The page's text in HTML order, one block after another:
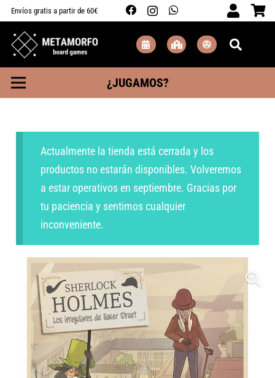
Envíos gratis a partir de 60€
¿JUGAMOS?
Actualmente la tienda está cerrada y los
productos no estarán disponibles. Volveremos
a estar operativos en septiembre. Gracias por
tu paciencia y sentimos cualquier
inconveniente.